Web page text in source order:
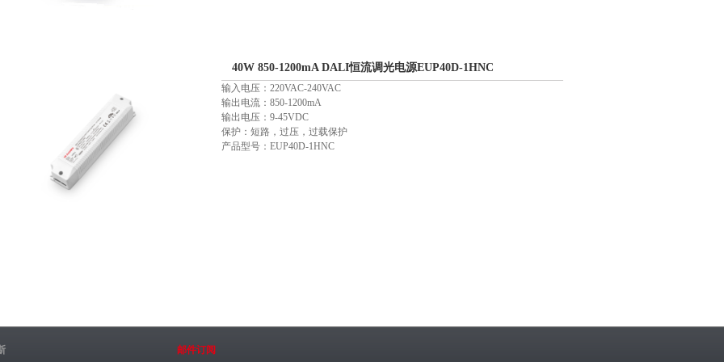
40W 850-1200mA DALI恒流调光电源EUP40D-1HNC
输入电压：220VAC-240VAC
输出电流：850-1200mA
输出电压：9-45VDC
保护：短路，过压，过载保护
产品型号：EUP40D-1HNC
邮件订阅